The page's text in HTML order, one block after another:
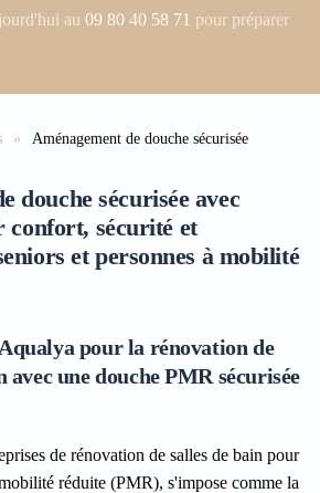
au 09 80 40 58 71 pour préparer
Aménagement de douche sécurisée
douche sécurisée avec
sécurité et
et personnes à mobilité
pour la rénovation de
avec une douche PMR sécurisée
de rénovation de salles de bain pour
réduite (PMR), s'impose comme la